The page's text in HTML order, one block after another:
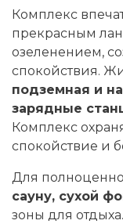
Комплекс
прекрасным
озеленением,
спокойствия.
подземная и
зарядные
Комплекс
спокойствие и
Для
сауну, сухой
зоны для